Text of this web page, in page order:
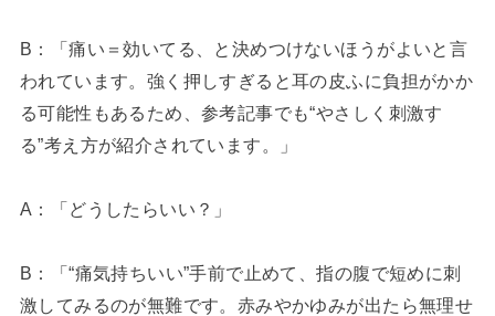
B：「痛い＝効いてる、と決めつけないほうがよいと言
われています。強く押しすぎると耳の皮ふに負担がかか
る可能性もあるため、参考記事でも“やさしく刺激す
る”考え方が紹介されています。」
A：「どうしたらいい？」
B：「“痛気持ちいい”手前で止めて、指の腹で短めに刺
激してみるのが無難です。赤みやかゆみが出たら無理せ